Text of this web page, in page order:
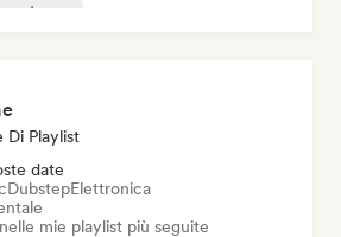
Di Playlist
date
DubstepElettronica
mie playlist più seguite